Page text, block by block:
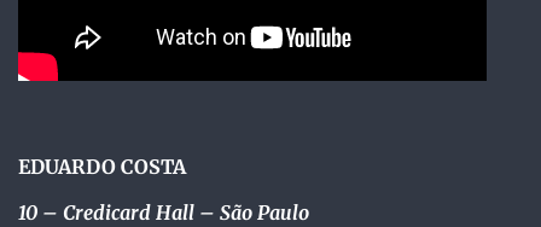
EDUARDO COSTA
10 – Credicard Hall – São Paulo